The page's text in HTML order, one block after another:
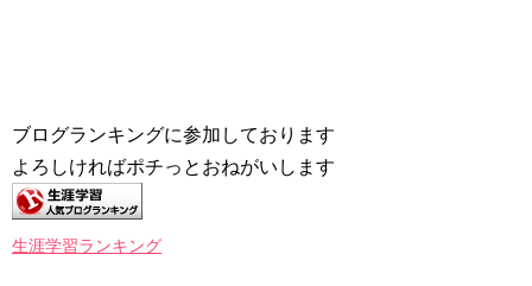
ブログランキングに参加しております
よろしければポチっとおねがいします
生涯学習ランキング